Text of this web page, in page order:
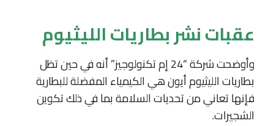
عقبات نشر بطاريات الليثيوم
وأوضحت شركة “24 إم تكنولوجيز” أنه في حين تظل
بطاريات الليثيوم أيون هي الكيمياء المفضلة للبطارية
فإنها تعاني من تحديات السلامة بما في ذلك تكوين
الشجيرات.